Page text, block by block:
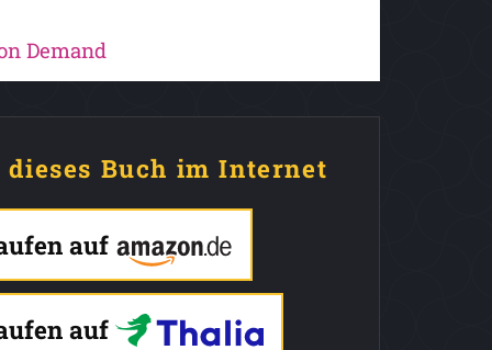
Demand
dieses Buch im Internet
auf
auf